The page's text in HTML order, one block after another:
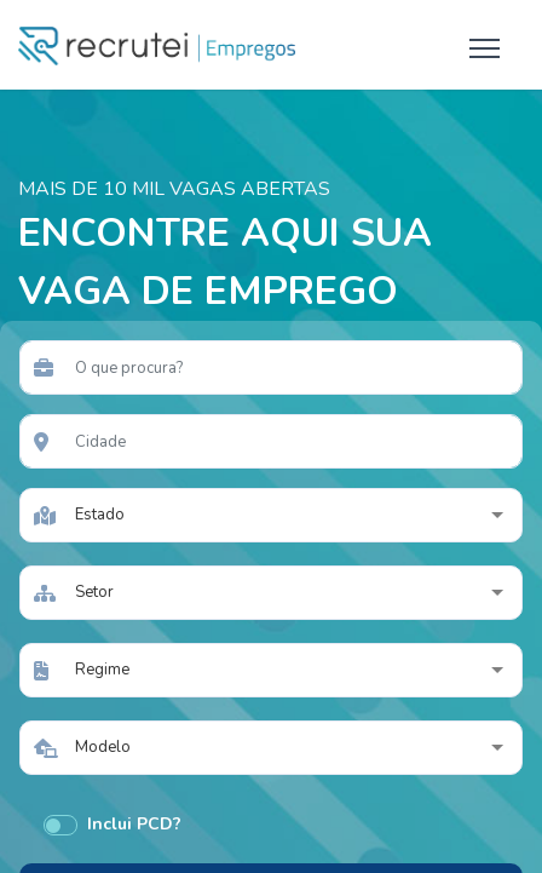
MAIS DE 10 MIL VAGAS ABERTAS
ENCONTRE AQUI SUA
VAGA DE EMPREGO
Estado
Setor
Regime
Modelo
Inclui PCD?